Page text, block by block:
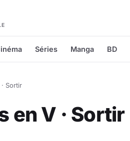
Séries Manga BD
Sortir
en V · Sortir